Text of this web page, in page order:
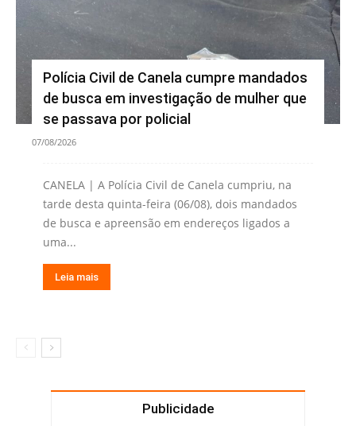
Polícia Civil de Canela cumpre mandados
de busca em investigação de mulher que
se passava por policial
07/08/2026
CANELA | A Polícia Civil de Canela cumpriu, na
tarde desta quinta-feira (06/08), dois mandados
de busca e apreensão em endereços ligados a
uma...
Leia mais
Publicidade